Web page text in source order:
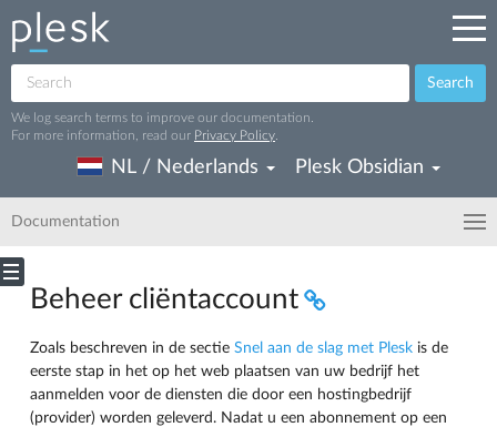
Search
We log search terms to improve our documentation.
For more information, read our Privacy Policy
NL / Nederlands Plesk Obsidian
Documentation
Beheer cliëntaccount
Zoals beschreven in de sectie Snel aan de slag met Plesk is de
eerste stap in het op het web plaatsen van uw bedrijf het
aanmelden voor de diensten die door een hostingbedrijf
(provider) worden geleverd. Nadat u een abonnement op een